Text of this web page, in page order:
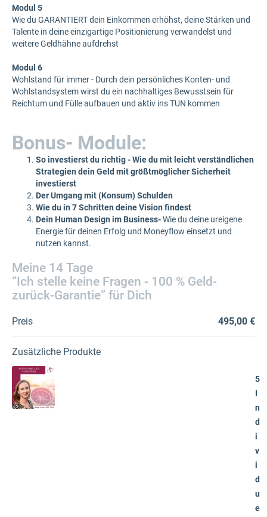
Modul 5
Wie du GARANTIERT dein Einkommen erhöhst, deine Stärken und
Talente in deine einzigartige Positionierung verwandelst und
weitere Geldhähne aufdrehst
Modul 6
Wohlstand für immer - Durch dein persönliches Konten- und
Wohlstandsystem wirst du ein nachhaltiges Bewusstsein für
Reichtum und Fülle aufbauen und aktiv ins TUN kommen
Bonus- Module:
So investierst du richtig -Wie du mit leicht verständlichen
Strategien dein Geld mit größtmöglicher Sicherheit
investierst
Der Umgang mit (Konsum) Schulden
Wie du in 7 Schritten deine Vision findest
Dein Human Design im Business-Wie du deine ureigene
Energie für deinen Erfolg und Moneyflow einsetzt und
nutzen kannst.
Meine 14 Tage
“Ich stelle keine Fragen - 100 % Geld-
zurück-Garantie” für Dich
Preis 495,00 €
Zusätzliche Produkte
5
I
n
d
i
v
i
d
u
e